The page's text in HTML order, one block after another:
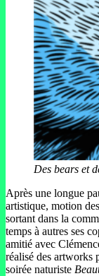
Des bears et
Après une longue
artistique, motion
sortant dans la
temps à autres ses
amitié avec
réalisé des artworks
soirée naturiste